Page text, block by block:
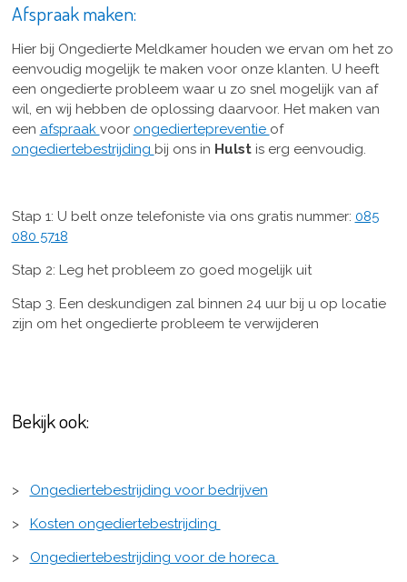
Afspraak maken:
Hier bij Ongedierte Meldkamer houden we ervan om het zo
eenvoudig mogelijk te maken voor onze klanten. U heeft
een ongedierte probleem waar u zo snel mogelijk van af
wil, en wij hebben de oplossing daarvoor. Het maken van
een afspraak voor ongediertepreventie of
ongediertebestrijding bij ons in Hulst is erg eenvoudig.
Stap 1: U belt onze telefoniste via ons gratis nummer: 085
080 5718
Stap 2: Leg het probleem zo goed mogelijk uit
Stap 3. Een deskundigen zal binnen 24 uur bij u op locatie
zijn om het ongedierte probleem te verwijderen
Bekijk ook:
> Ongediertebestrijding voor bedrijven
> Kosten ongediertebestrijding
> Ongediertebestrijding voor de horeca